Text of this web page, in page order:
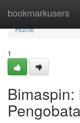
bookmarkusers
Home
Home
1